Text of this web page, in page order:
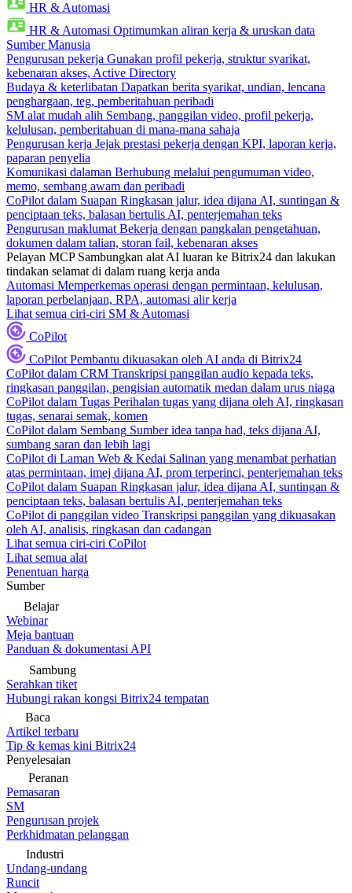
HR & Automasi
HR & Automasi Optimumkan aliran kerja & uruskan data
Sumber Manusia
Pengurusan pekerja Gunakan profil pekerja, struktur syarikat,
kebenaran akses, Active Directory
Budaya & keterlibatan Dapatkan berita syarikat, undian, lencana
penghargaan, teg, pemberitahuan peribadi
SM alat mudah alih Sembang, panggilan video, profil pekerja,
kelulusan, pemberitahuan di mana-mana sahaja
Pengurusan kerja Jejak prestasi pekerja dengan KPI, laporan kerja,
paparan penyelia
Komunikasi dalaman Berhubung melalui pengumuman video,
memo, sembang awam dan peribadi
CoPilot dalam Suapan Ringkasan jalur, idea dijana AI, suntingan &
penciptaan teks, balasan bertulis AI, penterjemahan teks
Pengurusan maklumat Bekerja dengan pangkalan pengetahuan,
dokumen dalam talian, storan fail, kebenaran akses
Pelayan MCP Sambungkan alat AI luaran ke Bitrix24 dan lakukan
tindakan selamat di dalam ruang kerja anda
Automasi Memperkemas operasi dengan permintaan, kelulusan,
laporan perbelanjaan, RPA, automasi alir kerja
Lihat semua ciri-ciri SM & Automasi
CoPilot
CoPilot Pembantu dikuasakan oleh AI anda di Bitrix24
CoPilot dalam CRM Transkripsi panggilan audio kepada teks,
ringkasan panggilan, pengisian automatik medan dalam urus niaga
CoPilot dalam Tugas Perihalan tugas yang dijana oleh AI, ringkasan
tugas, senarai semak, komen
CoPilot dalam Sembang Sumber idea tanpa had, teks dijana AI,
sumbang saran dan lebih lagi
CoPilot di Laman Web & Kedai Salinan yang menambat perhatian
atas permintaan, imej dijana AI, prom terperinci, penterjemahan teks
CoPilot dalam Suapan Ringkasan jalur, idea dijana AI, suntingan &
penciptaan teks, balasan bertulis AI, penterjemahan teks
CoPilot di panggilan video Transkripsi panggilan yang dikuasakan
oleh AI, analisis, ringkasan dan cadangan
Lihat semua ciri-ciri CoPilot
Lihat semua alat
Penentuan harga
Sumber
Belajar
Webinar
Meja bantuan
Panduan & dokumentasi API
Sambung
Serahkan tiket
Hubungi rakan kongsi Bitrix24 tempatan
Baca
Artikel terbaru
Tip & kemas kini Bitrix24
Penyelesaian
Peranan
Pemasaran
SM
Pengurusan projek
Perkhidmatan pelanggan
Industri
Undang-undang
Runcit